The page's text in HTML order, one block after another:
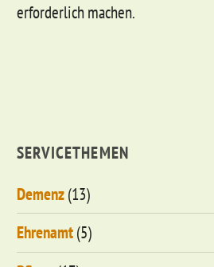
erforderlich machen.
SERVICETHEMEN
Demenz(13)
Ehrenamt(5)